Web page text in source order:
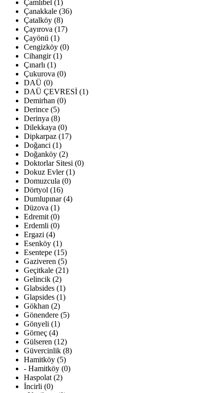
Çamlıbel (1)
Çanakkale (36)
Çatalköy (8)
Çayırova (17)
Çayönü (1)
Cengizköy (0)
Cihangir (1)
Çınarlı (1)
Çukurova (0)
DAÜ (0)
DAÜ ÇEVRESİ (1)
Demirhan (0)
Derince (5)
Derinya (8)
Dilekkaya (0)
Dipkarpaz (17)
Doğanci (1)
Doğanköy (2)
Doktorlar Sitesi (0)
Dokuz Evler (1)
Domuzcula (0)
Dörtyol (16)
Dumlupınar (4)
Düzova (1)
Edremit (0)
Erdemli (0)
Ergazi (4)
Esenköy (1)
Esentepe (15)
Gaziveren (5)
Geçitkale (21)
Gelincik (2)
Glabsides (1)
Glapsides (1)
Gökhan (2)
Gönendere (5)
Gönyeli (1)
Görneç (4)
Gülseren (12)
Güvercinlik (8)
Hamitköy (5)
- Hamitköy (0)
Haspolat (2)
İncirli (0)